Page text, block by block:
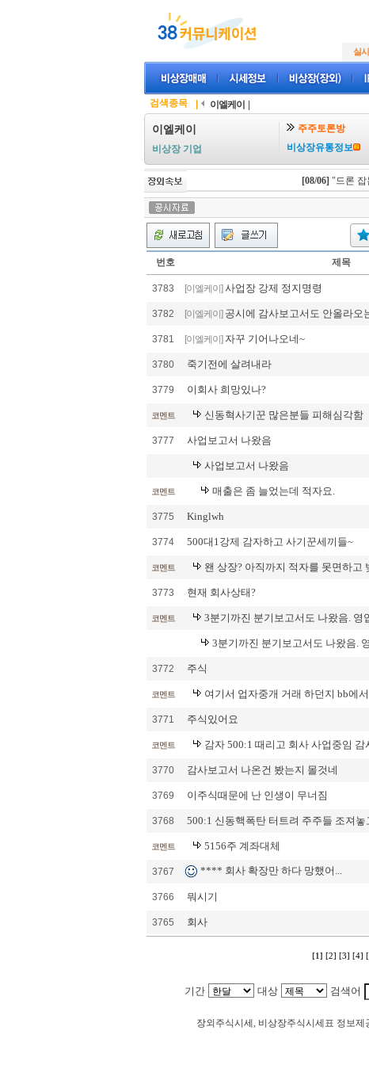
실
검색종목 이엘케이
이엘케이
비상장 기업
주주토론방
비상장유통정보
[08/06]"드론 잡는
번호 제목
3783 [이엘케이] 사업장 강제 정지명령
3782 [이엘케이] 공시에 감사보고서도 안올라오
3781 [이엘케이] 자꾸 기어나오네~
3780 죽기전에 살려내라
3779 이회사 희망있나?
코멘트 신동혁사기꾼 많은분들 피해심각함
3777 사업보고서 나왔음
사업보고서 나왔음
코멘트 매출은 좀 늘었는데 적자요.
3775 Kinglwh
3774 500대1강제 감자하고 사기꾼세끼들~
코멘트 왠 상장? 아직까지 적자를 못면하고
3773 현재 회사상태?
코멘트 3분기까진 분기보고서도 나왔음. 영
3분기까진 분기보고서도 나왔음.
3772 주식
코멘트 여기서 업자중개 거래 하던지 bb에
3771 주식있어요
코멘트 감자 500:1 때리고 회사 사업중임 감
3770 감사보고서 나온건 봤는지 몰것네
3769 이주식때문에 난 인생이 무너짐
3768 500:1 신동핵폭탄 터트려 주주들 조져놓
코멘트 5156주 계좌대체
3767 **** 회사 확장만 하다 망했어...
3766 뭐시기
3765 회사
[1] [2] [3] [4]
기간 대상 검색어
장외주식시세, 비상장주식시세표 정보제